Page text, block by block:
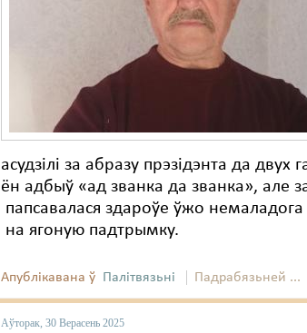
асудзілі за абразу прэзідэнта да двух
ён адбыў «ад званка да званка», але
папсавалася здароўе ўжо
на ягоную падтрымку.
Апублікавана ў Палітвязьні Падрабязьней ...
Аўторак, 30 Верасень 2025